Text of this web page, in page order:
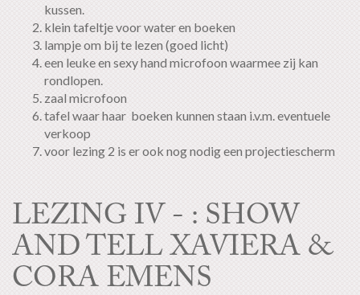
kussen.
klein tafeltje voor water en boeken
lampje om bij te lezen (goed licht)
een leuke en sexy hand microfoon waarmee zij kan
rondlopen.
zaal microfoon
tafel waar haar boeken kunnen staan i.v.m. eventuele
verkoop
voor lezing 2 is er ook nog nodig een projectiescherm
LEZING IV - : SHOW
AND TELL XAVIERA &
CORA EMENS